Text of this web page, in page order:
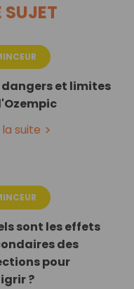
SUJET
dangers et limites
la suite
sont les effets
des
pour
?